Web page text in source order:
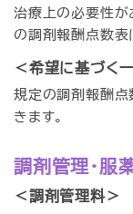
治療上の必要性が
の調剤報酬点数表
＜希望に基づく
規定の調剤報酬点
きます。
調剤管理・服
＜調剤管理料＞